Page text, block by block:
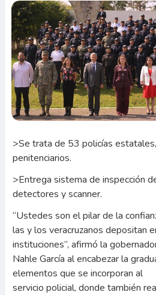
>Se trata de 53 policías
penitenciarios.
>Entrega sistema de inspección
detectores y scanner.
“Ustedes son el pilar de la
las y los veracruzanos depositan
instituciones”, afirmó la
Nahle García al encabezar la
elementos que se incorporan al
servicio policial, donde también